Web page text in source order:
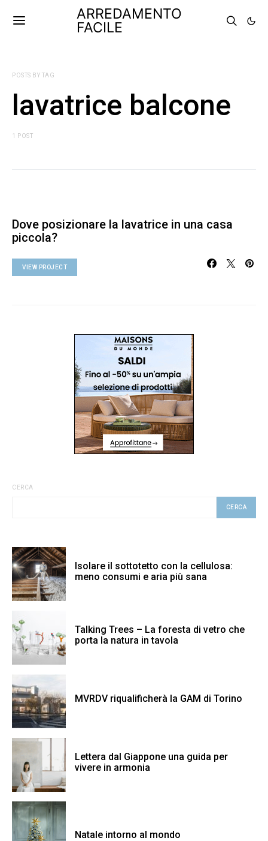
ARREDAMENTO
FACILE
POSTS BY TAG
lavatrice balcone
1 POST
Dove posizionare la lavatrice in una casa
piccola?
VIEW PROJECT
CERCA
CERCA
Isolare il sottotetto con la cellulosa:
meno consumi e aria più sana
Talking Trees – La foresta di vetro che
porta la natura in tavola
MVRDV riqualificherà la GAM di Torino
Lettera dal Giappone una guida per
vivere in armonia
Natale intorno al mondo